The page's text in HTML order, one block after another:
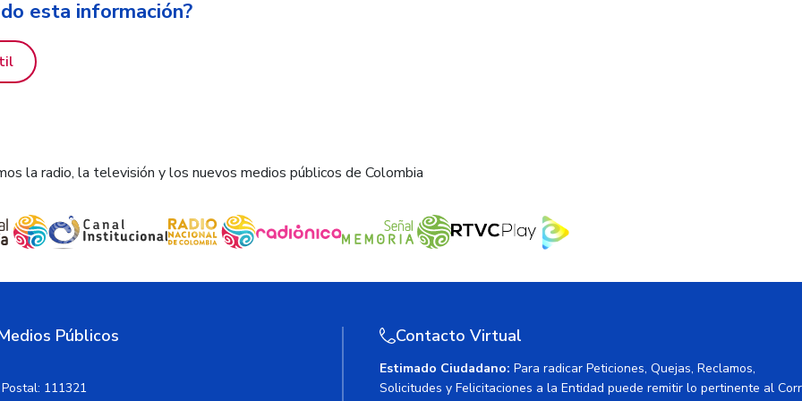
las elecciones legislativas y las consultas partidistas 2018 "
esta información?
la radio, la televisión y los nuevos medios públicos de Colombia
Públicos
111321
Contacto Virtual
Estimado Ciudadano: Para radicar Peticiones, Quejas, Reclamos,
Solicitudes y Felicitaciones a la Entidad puede remitir lo pertinente al